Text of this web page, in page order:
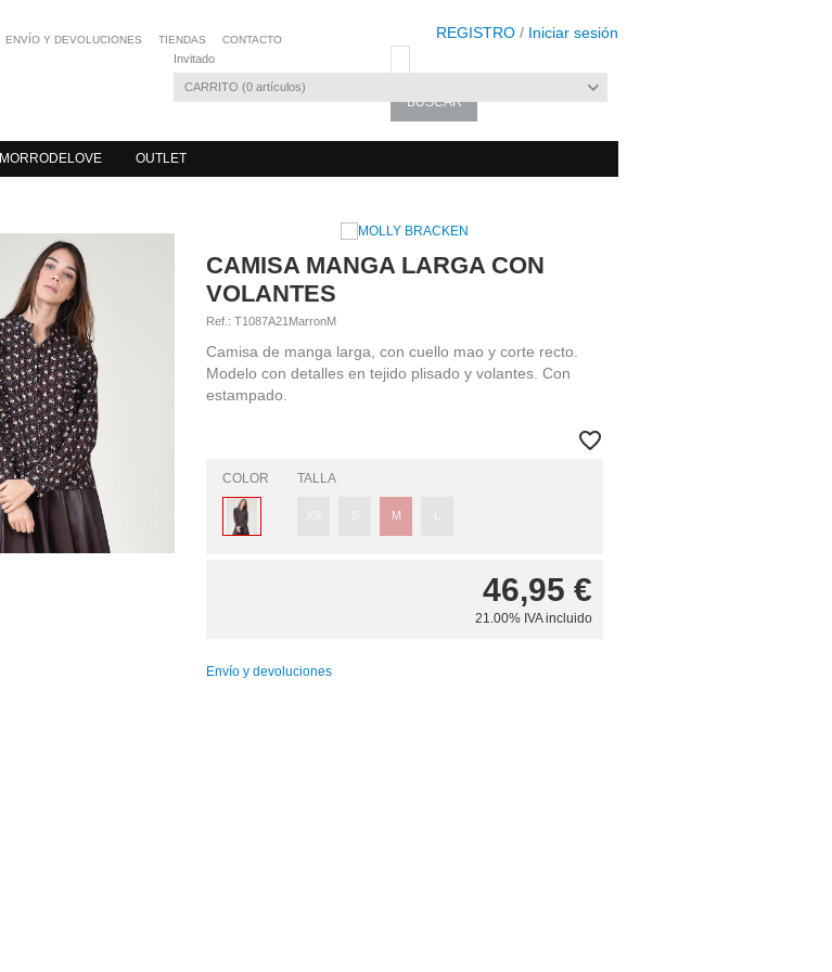
REGISTRO / Iniciar sesión
Invitado
CARRITO 0 artículos
ENVÍO Y DEVOLUCIONES TIENDAS CONTACTO
MORRODELOVE OUTLET
CAMISA MANGA LARGA CON
VOLANTES
Ref.: T1087A21MarronM
Camisa de manga larga, con cuello mao y corte recto.
Modelo con detalles en tejido plisado y volantes. Con
estampado.
COLOR TALLA
M
46,95 €
21.00% IVA incluido
Envío y devoluciones